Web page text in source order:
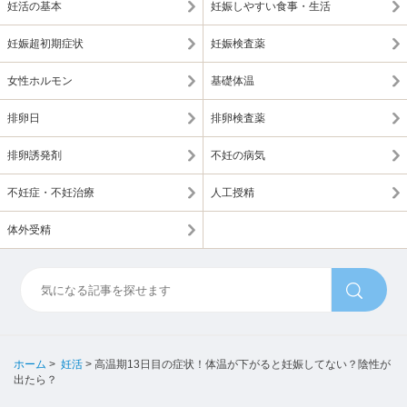
妊活の基本 妊娠しやすい食事・生活
妊娠超初期症状 妊娠検査薬
女性ホルモン 基礎体温
排卵日 排卵検査薬
排卵誘発剤 不妊の病気
不妊症・不妊治療 人工授精
体外受精
ホーム > 妊活 > 高温期13日目の症状！体温が下がると妊娠してない？陰性が
出たら？